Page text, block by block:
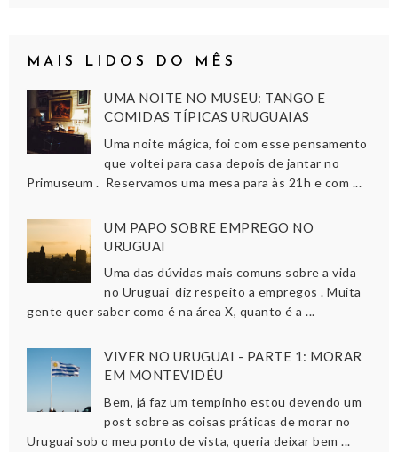
MAIS LIDOS DO MÊS
UMA NOITE NO MUSEU: TANGO E
COMIDAS TÍPICAS URUGUAIAS
Uma noite mágica, foi com esse pensamento
que voltei para casa depois de jantar no
Primuseum . Reservamos uma mesa para às 21h e com ...
UM PAPO SOBRE EMPREGO NO
URUGUAI
Uma das dúvidas mais comuns sobre a vida
no Uruguai diz respeito a empregos . Muita
gente quer saber como é na área X, quanto é a ...
VIVER NO URUGUAI - PARTE 1: MORAR
EM MONTEVIDÉU
Bem, já faz um tempinho estou devendo um
post sobre as coisas práticas de morar no
Uruguai sob o meu ponto de vista, queria deixar bem ...